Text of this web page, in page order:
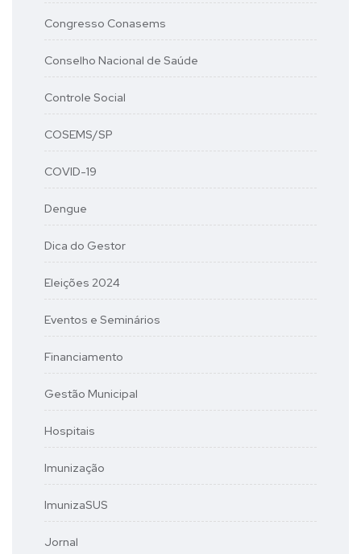
Congresso Conasems
Conselho Nacional de Saúde
Controle Social
COSEMS/SP
COVID-19
Dengue
Dica do Gestor
Eleições 2024
Eventos e Seminários
Financiamento
Gestão Municipal
Hospitais
Imunização
ImunizaSUS
Jornal